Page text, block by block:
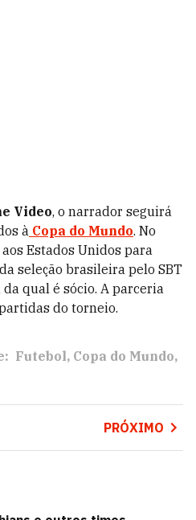
Video, o narrador seguirá
à Copa do Mundo. No
Estados Unidos para
seleção brasileira pelo SBT
qual é sócio. A parceria
do torneio.
Futebol Copa do Mundo
PRÓXIMO